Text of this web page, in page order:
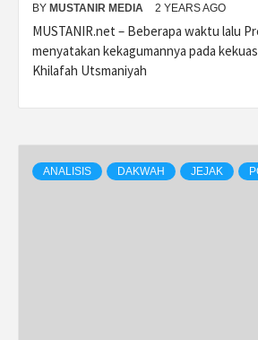
BY MUSTANIR MEDIA 2 YEARS AGO
MUSTANIR.net – Beberapa waktu lalu
menyatakan kekagumannya pada
Khilafah Utsmaniyah
ANALISIS DAKWAH JEJAK